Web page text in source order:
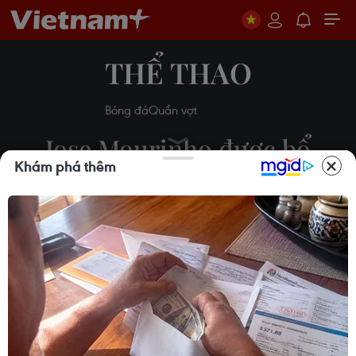
THỂ THAO
Bóng đáQuần vợt
Jose Mourinho được bổ
nhiệm làm HLV trưởng
Tottenham
Vi Diệu
20/11/2019 07:26
Khám phá thêm